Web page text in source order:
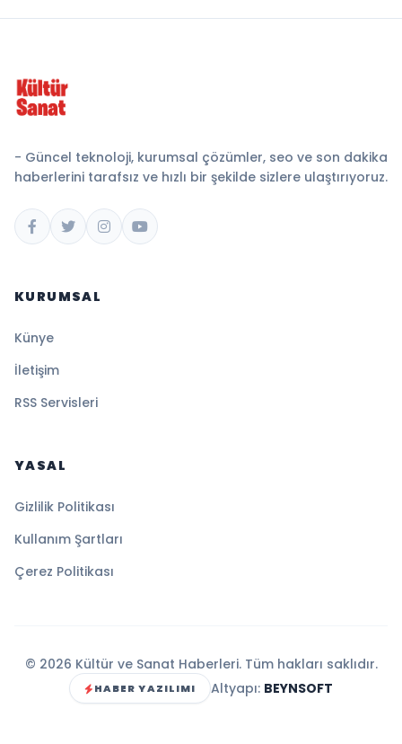
- Güncel teknoloji, kurumsal çözümler, seo ve son dakika
haberlerini tarafsız ve hızlı bir şekilde sizlere ulaştırıyoruz.
KURUMSAL
Künye
İletişim
RSS Servisleri
YASAL
Gizlilik Politikası
Kullanım Şartları
Çerez Politikası
© 2026 Kültür ve Sanat Haberleri. Tüm hakları saklıdır.
HABER YAZILIMI Altyapı: BEYNSOFT